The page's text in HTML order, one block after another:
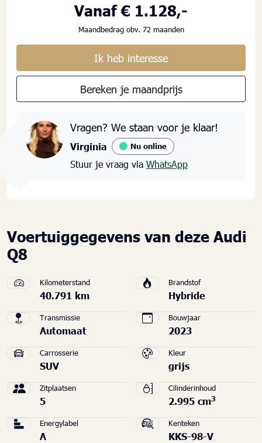
Vanaf € 1.128,-
Maandbedrag obv. 72 maanden
Ik heb interesse
Bereken je maandprijs
Vragen? We staan voor je klaar!
Virginia Nu online
Stuur je vraag via WhatsApp
Voertuiggegevens van deze Audi
Q8
Kilometerstand
40.791 km
Brandstof
Hybride
Transmissie
Automaat
Bouwjaar
2023
Carrosserie
SUV
Kleur
grijs
Zitplaatsen
5
Cilinderinhoud
2.995 cm3
Energylabel
A
Kenteken
KKS-98-V